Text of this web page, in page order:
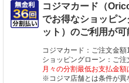
コジマカード（
でお得なショッピ
ット）のご利用が可
コジマカード：ご注文金
ショッピングローン：ご
月々の分割最低お支払金
※コジマ店舗とは条件が異